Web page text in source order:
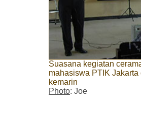
Suasana kegiatan
mahasiswa PTIK
kemarin
Photo: Joe